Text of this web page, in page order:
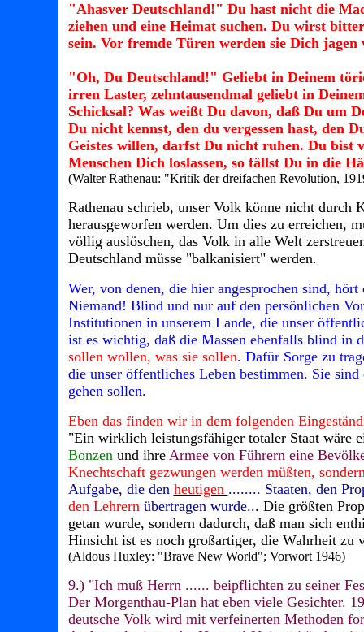
"Ahasver Deutschland!" Du hast nicht die
ziehen und eine Heimat suchen. Du wirst
sein. Vor fremde Türen werden sie Dich jagen
"Oh, Du Deutschland!" Geliebt in Deinem
irren Laster, zehntausendmal geliebt in
Schicksal? Was weißt Du davon, daß Du um
Du nicht kennst, den du vergessen hast, den
Geistes willen, darfst Du nicht ruhen. Du bist
Menschen Dich loslassen, so fällst Du in die
(Walter Rathenau: "Kritik der dreifachen Revolution,
Rathenau schrieb, unser Volk könne nicht
herausgeworfen werden. Um dies zu erreichen,
völlig auslöschen, das Volk in alle Welt
Deutschland müsse "balkanisiert" werden.
Wer, von denen, die hier angesprochen sind,
Niemand! Blind und nur auf den persönlichen
Institutionen in unserem Lande, die unser
ist es wichtig, daß die Massen ebenfalls blind in
sollen wollen, was sie sollen. Dafür Sorge zu
die unser öffentliches Leben bestimmen. Sie
gehen sollen.
Eben das finden wir in dem folgenden
"Ein wirklich leistungsfähiger totaler Staat wäre
Bonzenund ihre Armee von Führern eine
Knechtschaft gezwungen werden müßten,
Aufgabe, die den heutigen ........ Staaten, den
den Lehrernübertragen wurde... Die größten
getan wurde, sondern dadurch, daß man sich
Hinsicht ist es noch großartiger, die Wahrheit zu
(Aldous Huxley: "Brave New World"; Vorwort 1946)
9.) "Ich muß Herrn ...... beipflichten zu seiner
Der Morgenthau-Plan hat eben viele Gesichter.
deutsche Volk wird mit verfeinerten Methoden